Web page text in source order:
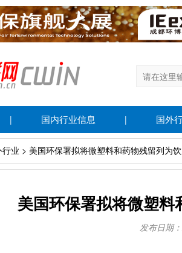
| 国内行业信息 | 国外
业 > 美国环保署拟将微塑料和药物残留列为
美国环保署拟将微塑
发布日期